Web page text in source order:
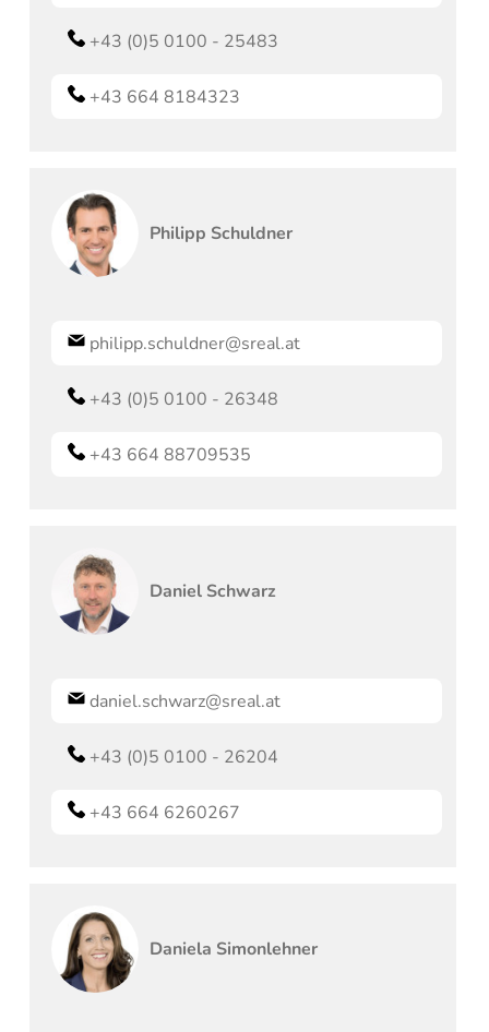
+43 (0)5 0100 - 25483
+43 664 8184323
Philipp Schuldner
philipp.schuldner@sreal.at
+43 (0)5 0100 - 26348
+43 664 88709535
Daniel Schwarz
daniel.schwarz@sreal.at
+43 (0)5 0100 - 26204
+43 664 6260267
Daniela Simonlehner